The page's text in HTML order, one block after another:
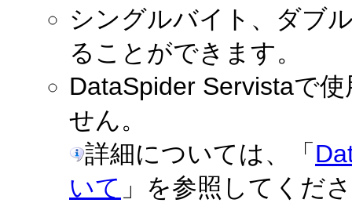
シングルバイト、ダブ
ることができます。
DataSpider Servistaで
せん。
詳細については、「
いて 」を参照してくだ